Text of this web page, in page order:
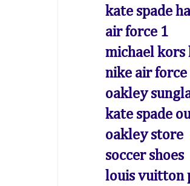
kate spade
air force 1
michael kors
nike air force
oakley
kate spade
oakley store
soccer shoes
louis vuitton